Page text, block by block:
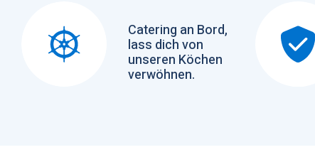
Catering an Bord,
lass dich von
unseren Köchen
verwöhnen.